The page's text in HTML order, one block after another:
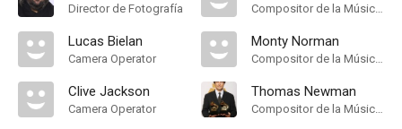
Director de Fotografía
Lucas Bielan
Camera Operator
Clive Jackson
Camera Operator
Compositor de la Música Original, Songs, Theme Song Performance
Monty Norman
Compositor de la Música Original
Thomas Newman
Compositor de la Música Original